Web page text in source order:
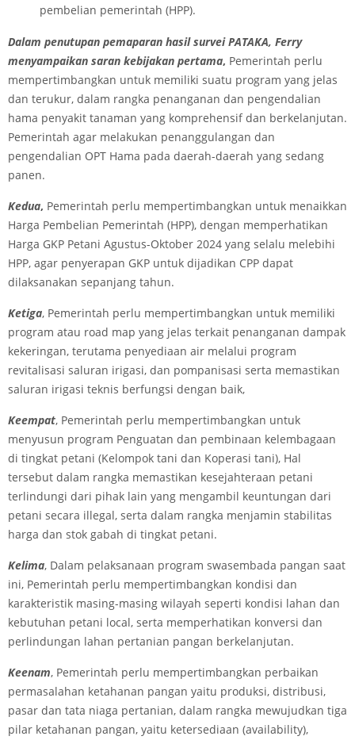
pembelian pemerintah (HPP).
Dalam penutupan pemaparan hasil survei PATAKA, Ferry
menyampaikan saran kebijakan pertama, Pemerintah perlu
mempertimbangkan untuk memiliki suatu program yang jelas
dan terukur, dalam rangka penanganan dan pengendalian
hama penyakit tanaman yang komprehensif dan berkelanjutan.
Pemerintah agar melakukan penanggulangan dan
pengendalian OPT Hama pada daerah-daerah yang sedang
panen.
Kedua, Pemerintah perlu mempertimbangkan untuk menaikkan
Harga Pembelian Pemerintah (HPP), dengan memperhatikan
Harga GKP Petani Agustus-Oktober 2024 yang selalu melebihi
HPP, agar penyerapan GKP untuk dijadikan CPP dapat
dilaksanakan sepanjang tahun.
Ketiga, Pemerintah perlu mempertimbangkan untuk memiliki
program atau road map yang jelas terkait penanganan dampak
kekeringan, terutama penyediaan air melalui program
revitalisasi saluran irigasi, dan pompanisasi serta memastikan
saluran irigasi teknis berfungsi dengan baik,
Keempat, Pemerintah perlu mempertimbangkan untuk
menyusun program Penguatan dan pembinaan kelembagaan
di tingkat petani (Kelompok tani dan Koperasi tani), Hal
tersebut dalam rangka memastikan kesejahteraan petani
terlindungi dari pihak lain yang mengambil keuntungan dari
petani secara illegal, serta dalam rangka menjamin stabilitas
harga dan stok gabah di tingkat petani.
Kelima, Dalam pelaksanaan program swasembada pangan saat
ini, Pemerintah perlu mempertimbangkan kondisi dan
karakteristik masing-masing wilayah seperti kondisi lahan dan
kebutuhan petani local, serta memperhatikan konversi dan
perlindungan lahan pertanian pangan berkelanjutan.
Keenam, Pemerintah perlu mempertimbangkan perbaikan
permasalahan ketahanan pangan yaitu produksi, distribusi,
pasar dan tata niaga pertanian, dalam rangka mewujudkan tiga
pilar ketahanan pangan, yaitu ketersediaan (availability),